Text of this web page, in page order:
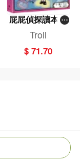
屁屁偵探讀本(1
3)－－對決！怪
篇）
Troll
$ 71.70